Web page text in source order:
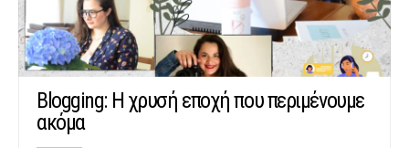
Blogging: Η χρυσή εποχή που περιμένουμε
ακόμα